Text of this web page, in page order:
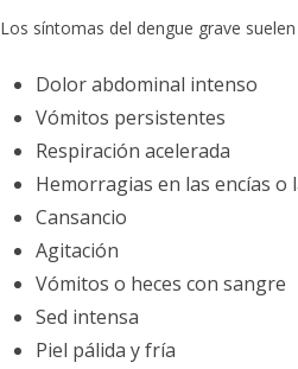
Los síntomas del dengue grave
Dolor abdominal intenso
Vómitos persistentes
Respiración acelerada
Hemorragias en las encías o
Cansancio
Agitación
Vómitos o heces con sangre
Sed intensa
Piel pálida y fría